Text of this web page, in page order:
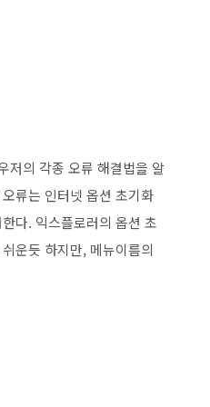
저의 각종 오류 해결법을 알
류는 인터넷 옵션 초기화
다. 익스플로러의 옵션 초
운듯 하지만, 메뉴이름의